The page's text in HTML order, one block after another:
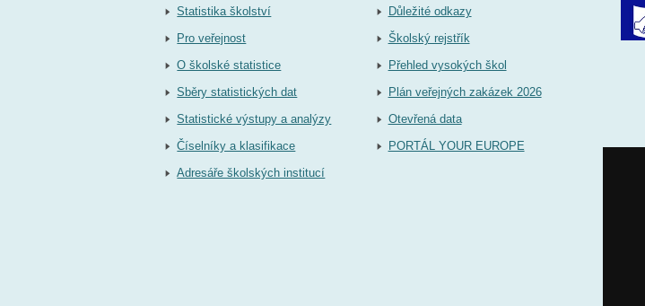
Statistika školství
Pro veřejnost
O školské statistice
Sběry statistických dat
Statistické výstupy a analýzy
Číselníky a klasifikace
Adresáře školských institucí
Důležité odkazy
Školský rejstřík
Přehled vysokých škol
Plán veřejných zakázek 2026
Otevřená data
PORTÁL YOUR EUROPE